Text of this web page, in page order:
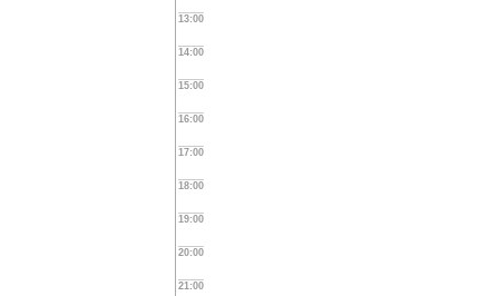
13:00
14:00
15:00
16:00
17:00
18:00
19:00
20:00
21:00